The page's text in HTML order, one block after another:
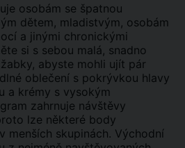
osobám se špatnou
dětem, mladistvým, osobám
a jinými chronickými
si s sebou malá, snadno
abyste mohli ujít pár
oblečení s pokrývkou hlavy
a krémy s vysokým
zahrnuje návštěvy
lze některé body
menších skupinách. Východní